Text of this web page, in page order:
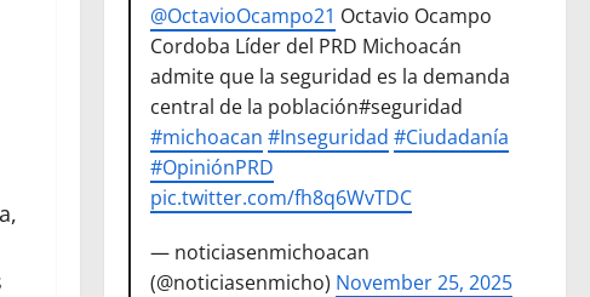
@OctavioOcampo21 Octavio Ocampo
Cordoba Líder del PRD Michoacán
admite que la seguridad es la demanda
central de la población#seguridad
#michoacan #Inseguridad #Ciudadanía
#OpiniónPRD
pic.twitter.com/fh8q6WvTDC
— noticiasenmichoacan
(@noticiasenmicho) November 25, 2025